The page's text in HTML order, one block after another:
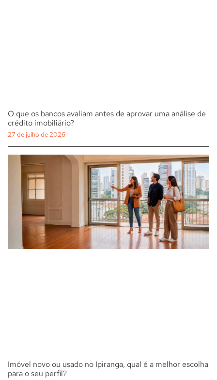
O que os bancos avaliam antes de aprovar uma análise de
crédito imobiliário?
27 de julho de 2026
Imóvel novo ou usado no Ipiranga, qual é a melhor escolha
para o seu perfil?